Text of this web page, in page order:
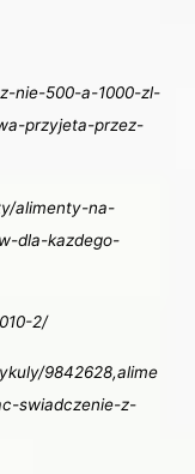
nie-500-a-1000-zl-
przyjeta-przez-
alimenty-na-
dla-kazdego-
2/
9842628,alime
swiadczenie-z-